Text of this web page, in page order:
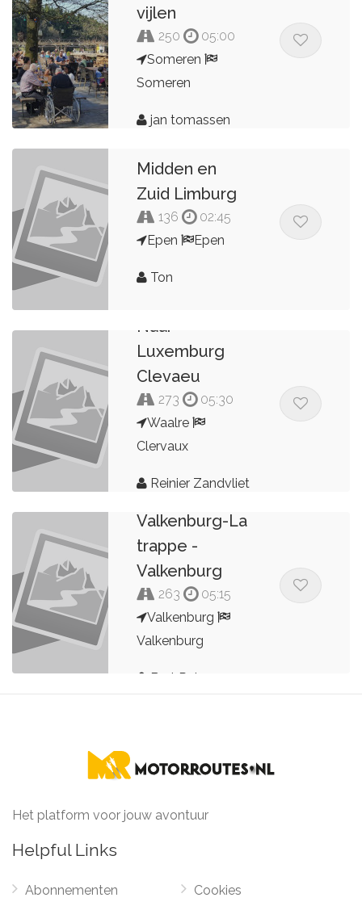
vijlen
250
05:00
Someren
Someren
jan tomassen
Midden en
Zuid Limburg
136
02:45
Epen
Epen
Ton
Naar
Luxemburg
Clevaeu
273
05:30
Waalre
Clervaux
Reinier Zandvliet
2026
Valkenburg-La
trappe -
Valkenburg
263
05:15
Valkenburg
Valkenburg
Bert Peters
Het platform voor jouw avontuur
Helpful Links
Abonnementen Cookies